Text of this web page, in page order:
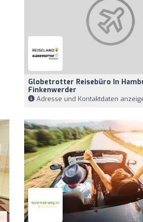
Globetrotter Reisebüro In
Finkenwerder
Adresse und Kontaktdaten